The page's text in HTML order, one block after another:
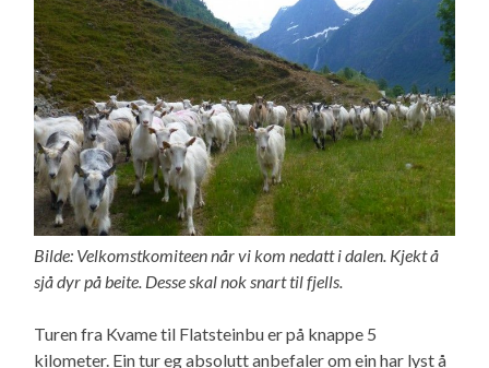
Bilde: Velkomstkomiteen når vi kom nedatt i dalen. Kjekt å
sjå dyr på beite. Desse skal nok snart til fjells.
Turen fra Kvame til Flatsteinbu er på knappe 5
kilometer. Ein tur eg absolutt anbefaler om ein har lyst å